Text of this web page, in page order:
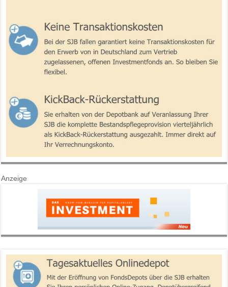
Anzeige